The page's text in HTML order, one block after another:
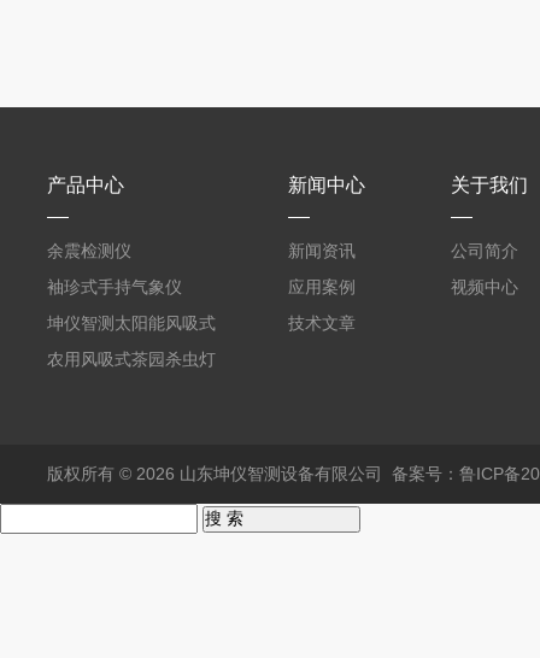
产品中心
余震检测仪
袖珍式手持气象仪
坤仪智测太阳能风吸式
杀虫灯
农用风吸式茶园杀虫灯
新闻中心
新闻资讯
应用案例
技术文章
关于我们
公司简介
视频中心
版权所有 © 2026 山东坤仪智测设备有限公司 备案号：鲁ICP备